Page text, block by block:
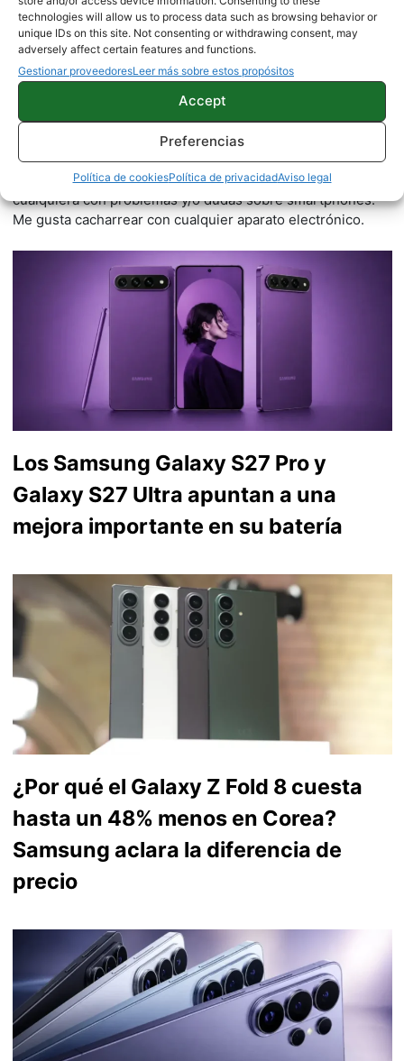
technologies will allow us to process data such as browsing behavior or
unique IDs on this site. Not consenting or withdrawing consent, may
adversely affect certain features and functions.
Gestionar proveedoresLeer más sobre estos propósitos
Accept
Preferencias
Política de cookiesPolítica de privacidadAviso legal
2542 artículos publicados en ProAndroid desde 2020.
Redactor en Pro Android | Apasionado por el mundo
Android y por la natación. Siempre dispuesto a ayudar a
cualquiera con problemas y/o dudas sobre smartphones.
Me gusta cacharrear con cualquier aparato electrónico.
Los Samsung Galaxy S27 Pro y
Galaxy S27 Ultra apuntan a una
mejora importante en su batería
¿Por qué el Galaxy Z Fold 8 cuesta
hasta un 48% menos en Corea?
Samsung aclara la diferencia de
precio